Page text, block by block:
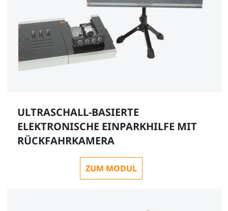
ULTRASCHALL-BASIERTE
ELEKTRONISCHE EINPARKHILFE MIT
RÜCKFAHRKAMERA
ZUM MODUL